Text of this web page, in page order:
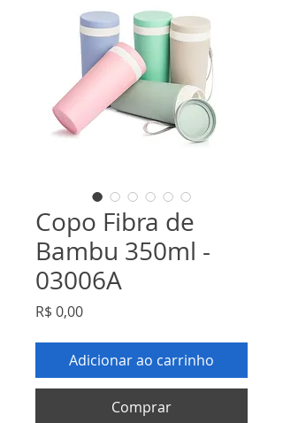
Copo Fibra de
Bambu 350ml -
03006A
R$ 0,00Preço
Adicionar ao carrinho
Comprar